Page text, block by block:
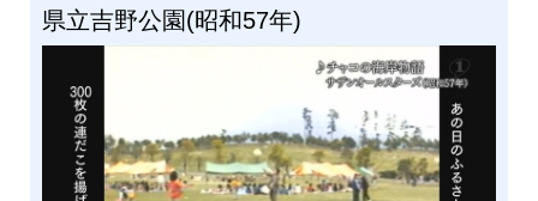
県立吉野公園(昭和57年)